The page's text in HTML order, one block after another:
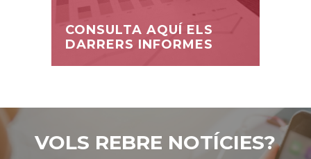
CONSULTA AQUÍ ELS
DARRERS INFORMES
VOLS REBRE NOTÍCIES?